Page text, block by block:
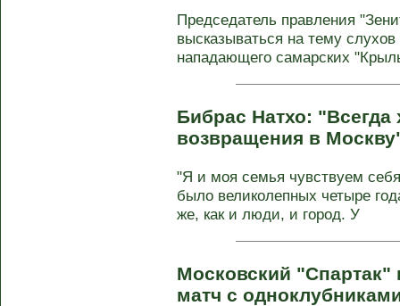
Председатель правления
высказываться на тему
нападающего самарских
Бибрас Натхо:
возвращения в
"Я и моя семья чувствуем
было великолепных четыре
же, как и люди, и город. У
Московский "Спартак"
матч с